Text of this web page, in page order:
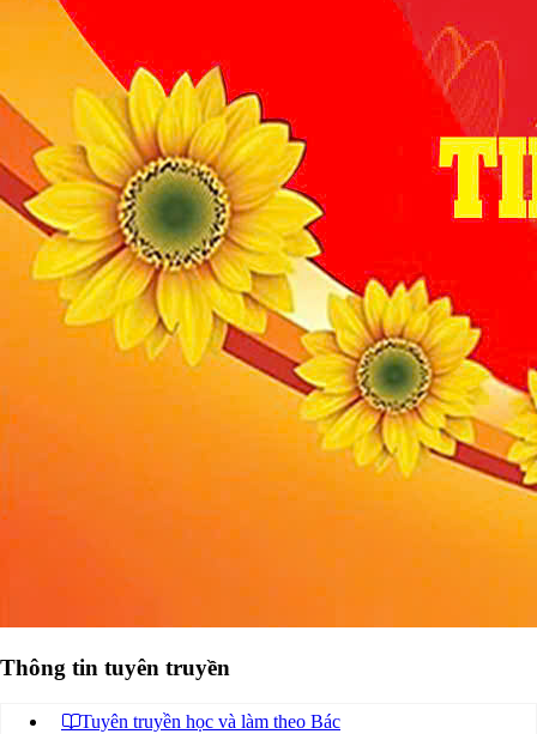
Thông tin tuyên truyền
Tuyên truyền học và làm theo Bác